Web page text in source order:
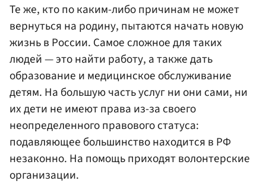
Те же, кто по каким-либо причинам не может
вернуться на родину, пытаются начать новую
жизнь в России. Самое сложное для таких
людей — это найти работу, а также дать
образование и медицинское обслуживание
детям. На большую часть услуг ни они сами, ни
их дети не имеют права из-за своего
неопределенного правового статуса:
подавляющее большинство находится в РФ
незаконно. На помощь приходят волонтерские
организации.